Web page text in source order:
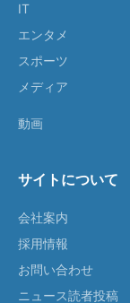
IT
エンタメ
スポーツ
メディア
動画
サイトについて
会社案内
採用情報
お問い合わせ
ニュース読者投稿